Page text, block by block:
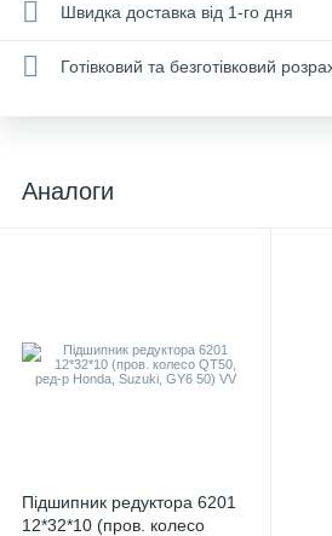
Швидка доставка від 1-го дня
Готівковий та безготівковий
Аналоги
Підшипник редуктора 6201
12*32*10 (пров. колесо